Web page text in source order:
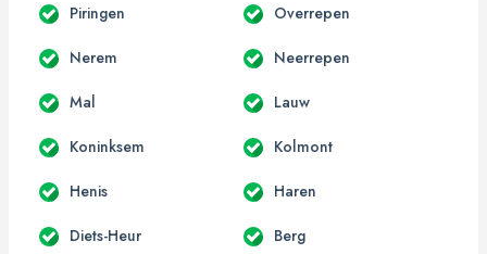
Piringen Overrepen
Nerem Neerrepen
Mal Lauw
Koninksem Kolmont
Henis Haren
Diets-Heur Berg